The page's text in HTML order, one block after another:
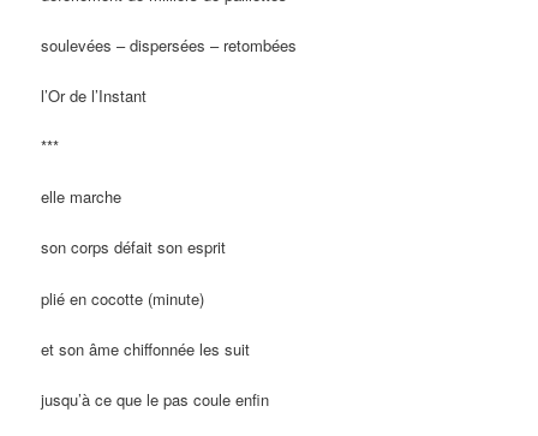
soulevées – dispersées – retombées
l’Or de l’Instant
***
elle marche
son corps défait son esprit
plié en cocotte (minute)
et son âme chiffonnée les suit
jusqu’à ce que le pas coule enfin